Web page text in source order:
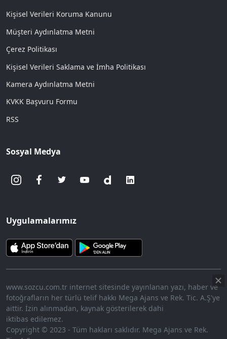
Kişisel Verileri Koruma Kanunu
Müşteri Aydınlatma Metni
Çerez Politikası
Kişisel Verileri Saklama ve İmha Politikası
Kamera Aydınlatma Metni
KVKK Başvuru Formu
RSS
Sosyal Medya
Uygulamalarımız
www.sozcu.com.tr internet sitesinde yayınlanan yazı, haber ve
fotoğrafların her türlü telif hakkı Mega Ajans ve Rek. Tic. A.Ş'ye
aittir. İzin alınmadan, kaynak gösterilerek dahi
iktibas edilemez.
Copyright © 2023 - Tüm hakları saklıdır. Mega Ajans ve Rek.